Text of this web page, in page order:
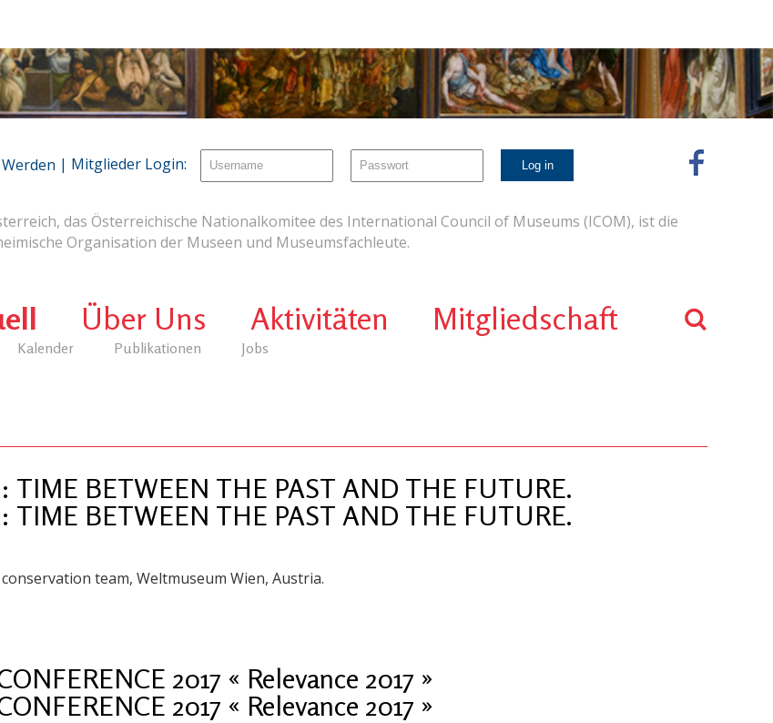
das Österreichische Nationalkomitee des International Council of Museums (ICOM), ist die
Organisation der Museen und Museumsfachleute.
Kalender Publikationen Jobs
Über Uns Aktivitäten Mitgliedschaft
| Mitglieder Login:
BETWEEN THE PAST AND THE FUTURE.
BETWEEN THE PAST AND THE FUTURE.
team, Weltmuseum Wien, Austria.
2017 « Relevance 2017 »
2017 « Relevance 2017 »